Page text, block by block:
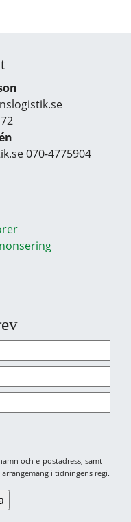
070-4775904
och e-postadress, samt
i tidningens regi.